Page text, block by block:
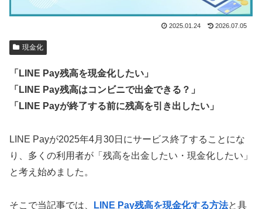
2025.01.24 2026.07.05
現金化
「LINE Pay残高を現金化したい」
「LINE Pay残高はコンビニで出金できる？」
「LINE Payが終了する前に残高を引き出したい」
LINE Payが2025年4月30日にサービス終了することにな
り、多くの利用者が「残高を出金したい・現金化したい」
と考え始めました。
そこで当記事では、 LINE Pay残高を現金化する方法と具